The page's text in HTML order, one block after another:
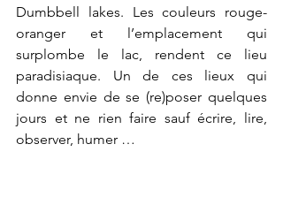
Dumbbell lakes. Les couleurs rouge-
oranger et l’emplacement qui
surplombe le lac, rendent ce lieu
paradisiaque. Un de ces lieux qui
donne envie de se (re)poser quelques
jours et ne rien faire sauf écrire, lire,
observer, humer …